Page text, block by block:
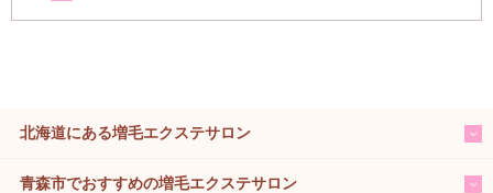
北海道にある増毛エクステサロン
青森市でおすすめの増毛エクステサロン